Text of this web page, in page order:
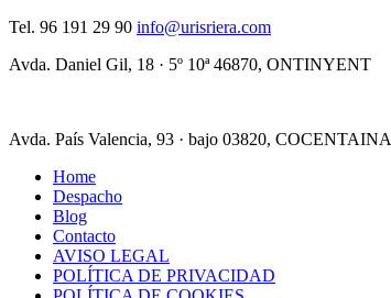
Tel. 96 191 29 90 info@urisriera.com
Avda. Daniel Gil, 18 · 5º 10ª46870, ONTINYENT
Avda. País Valencia, 93 · bajo 03820, COCENTAINA
Home
Despacho
Blog
Contacto
AVISO LEGAL
POLÍTICA DE PRIVACIDAD